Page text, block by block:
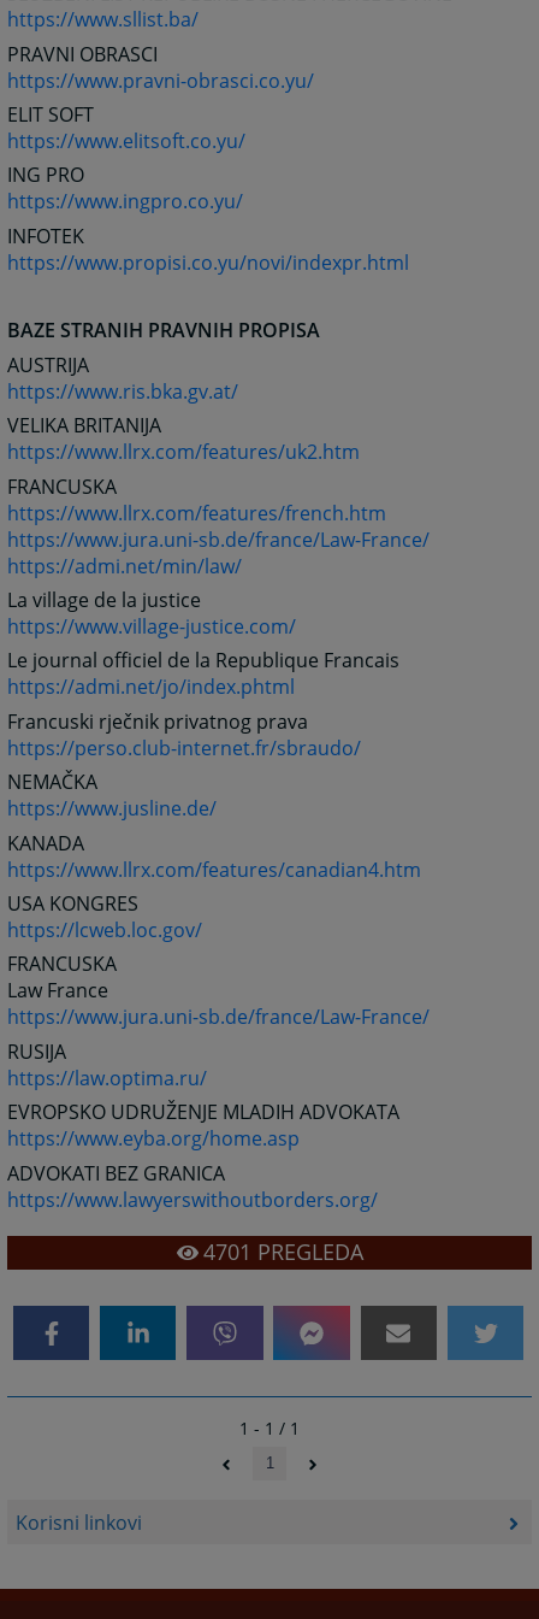
Korisni linkovi
https://www.sllist.ba/
PRAVNI OBRASCI
https://www.pravni-obrasci.co.yu/
ELIT SOFT
https://www.elitsoft.co.yu/
ING PRO
https://www.ingpro.co.yu/
INFOTEK
https://www.propisi.co.yu/novi/indexpr.html
BAZE STRANIH PRAVNIH PROPISA
AUSTRIJA
https://www.ris.bka.gv.at/
VELIKA BRITANIJA
https://www.llrx.com/features/uk2.htm
FRANCUSKA
https://www.llrx.com/features/french.htm
https://www.jura.uni-sb.de/france/Law-France/
https://admi.net/min/law/
La village de la justice
https://www.village-justice.com/
Le journal officiel de la Republique Francais
https://admi.net/jo/index.phtml
Francuski rječnik privatnog prava
https://perso.club-internet.fr/sbraudo/
NEMAČKA
https://www.jusline.de/
KANADA
https://www.llrx.com/features/canadian4.htm
USA KONGRES
https://lcweb.loc.gov/
FRANCUSKA
Law France
https://www.jura.uni-sb.de/france/Law-France/
RUSIJA
https://law.optima.ru/
EVROPSKO UDRUŽENJE MLADIH ADVOKATA
https://www.eyba.org/home.asp
ADVOKATI BEZ GRANICA
https://www.lawyerswithoutborders.org/
4701 PREGLEDA
1 - 1 / 1
1